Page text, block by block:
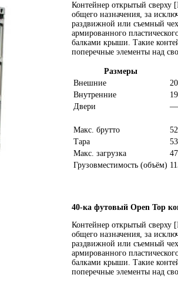
Контейнер открытый сверху
общего назначения, за
раздвижной или съемный
армированного
балками крыши. Такие
поперечные элементы над
Размеры
Внешние
Внутренние
Двери
—
Макс. брутто
Тара
Макс. загрузка
Грузовместимость (объём)
40-ка футовый Open Top
Контейнер открытый сверху
общего назначения, за
раздвижной или съемный
армированного
балками крыши. Такие
поперечные элементы над